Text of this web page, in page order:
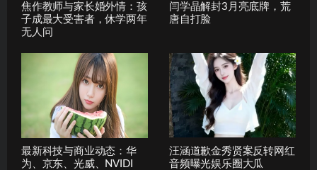
焦作教师与家长婚外情：孩
子成最大受害者，休学两年
无人问
闫学晶解封3月亮底牌，荒
唐自打脸
最新科技与商业动态：华
为、京东、光威、NVIDI
汪涵道歉金秀贤案反转网红
音频曝光娱乐圈大瓜